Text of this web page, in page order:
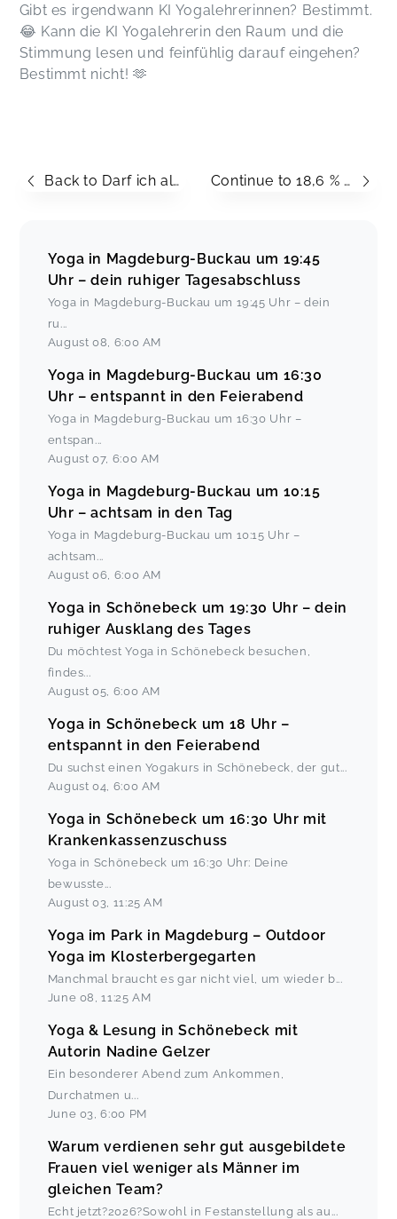
Gibt es irgendwann KI Yogalehrerinnen? Bestimmt.
😂 Kann die KI Yogalehrerin den Raum und die
Stimmung lesen und feinfühlig darauf eingehen?
Bestimmt nicht! 🫶
Back to Darf ich als Yogalehrerin KI nutzen? Continue to 18,6 % Deutsche Rentenversicherung – nicht nur für YogalehrerInnen - Was ist das Gute daran?
Yoga in Magdeburg-Buckau um 19:45
Uhr – dein ruhiger Tagesabschluss
Yoga in Magdeburg-Buckau um 19:45 Uhr – dein
ru ...
August 08 6:00 AM
Yoga in Magdeburg-Buckau um 16:30
Uhr – entspannt in den Feierabend
Yoga in Magdeburg-Buckau um 16:30 Uhr –
entspan ...
August 07, 6:00 AM
Yoga in Magdeburg-Buckau um 10:15
Uhr – achtsam in den Tag
Yoga in Magdeburg-Buckau um 10:15 Uhr –
achtsam ...
August 06 6:00 AM
Yoga in Schönebeck um 19:30 Uhr – dein
ruhiger Ausklang des Tages
Du möchtest Yoga in Schönebeck besuchen,
findes...
August 05 6:00 AM
Yoga in Schönebeck um 18 Uhr –
entspannt in den Feierabend
Du suchst einen Yogakurs in Schönebeck, der gut...
August 04 6:00 AM
Yoga in Schönebeck um 16:30 Uhr mit
Krankenkassenzuschuss
Yoga in Schönebeck um 16:30 Uhr: Deine
bewusste...
August 03 11:25 AM
Yoga im Park in Magdeburg – Outdoor
Yoga im Klosterbergegarten
Manchmal braucht es gar nicht viel, um wieder b...
June 08 ,11:25 AM
Yoga & Lesung in Schönebeck mit
Autorin Nadine Gelzer
Ein besonderer Abend zum Ankommen,
Durchatmen u...
June 03 ,6:00 PM
Warum verdienen sehr gut ausgebildete
Frauen viel weniger als Männer im
gleichen Team?
Echt jetzt?2026?Sowohl in Festanstellung als au ...